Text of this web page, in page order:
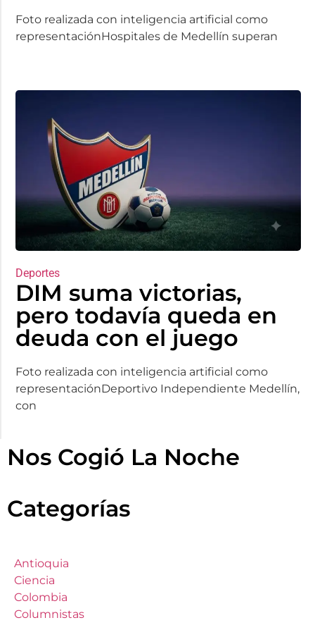
Foto realizada con inteligencia artificial como
representaciónHospitales de Medellín superan
Deportes
DIM suma victorias,
pero todavía queda en
deuda con el juego
Foto realizada con inteligencia artificial como
representaciónDeportivo Independiente Medellín,
con
Nos Cogió La Noche
Categorías
Antioquia
Ciencia
Colombia
Columnistas